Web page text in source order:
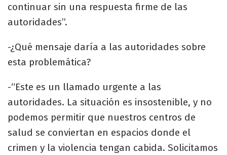
continuar sin una respuesta firme de las
autoridades”.
-¿Qué mensaje daría a las autoridades sobre
esta problemática?
-“Este es un llamado urgente a las
autoridades. La situación es insostenible, y no
podemos permitir que nuestros centros de
salud se conviertan en espacios donde el
crimen y la violencia tengan cabida. Solicitamos